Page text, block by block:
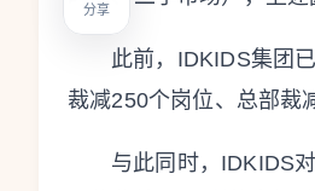
分享
此前，IDKIDS集团
裁减250个岗位、总部裁
与此同时，IDKIDS